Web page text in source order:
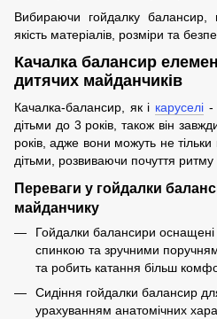
Вибираючи гойдалку балансир,
якість матеріалів, розміри та
Качалка балансир
дитячих майданчиків
Качалка-балансир, як і каруселі-
дітьми до 3 років, також він
років, адже вони можуть не
дітьми, розвиваючи почуття ритму
Переваги у гойдалки
майданчику
Гойдалки балансири
спинкою та зручними
та робить катання більш
Сидіння гойдалки балансир
урахуванням анатомічних